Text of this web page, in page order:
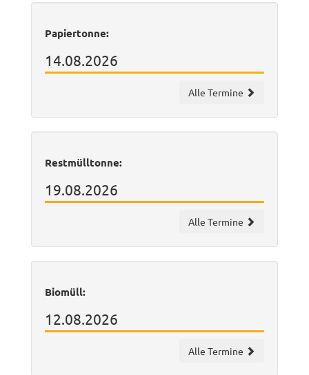
Papiertonne:
14.08.2026
Alle Termine
Restmülltonne:
19.08.2026
Alle Termine
Biomüll:
12.08.2026
Alle Termine